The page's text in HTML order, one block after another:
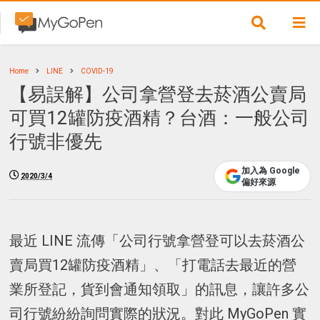
Home LINE COVID-19
【易誤解】公司拿營登去菸酒公賣局
可買12罐防疫酒精？台酒：一般公司
行號非優先
2020/3/4
加入為 Google
偏好來源
最近 LINE 流傳「公司行號拿營登可以去菸酒公
賣局買12罐防疫酒精」、「打電話去最近的營
業所登記，貨到會通知領取」的訊息，讓許多公
司行號紛紛詢問實際的狀況。對此 MyGoPen 實